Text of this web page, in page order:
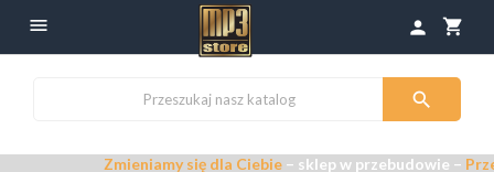
 shopping_cart
person

Zmieniamy się dla Ciebie– sklep w przebudowie –